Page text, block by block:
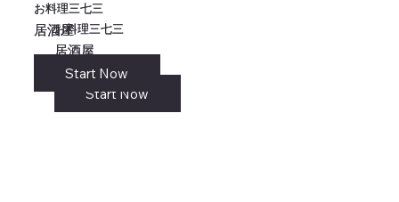
お料理三七三
居酒屋
リンク
お料理三七三
居酒屋
Start Now
お料理三七三
居酒屋
Start Now
お料理三七三
居酒屋
Start Now